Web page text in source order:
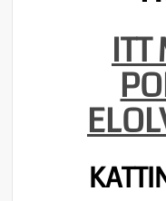
ITT